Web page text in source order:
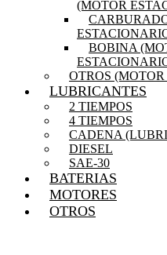
(MOTOR
BOBINA
OTROS
LUBRICANTES
2 TIEMPOS
4 TIEMPOS
CADENA
DIESEL
SAE-30
BATERIAS
MOTORES
OTROS